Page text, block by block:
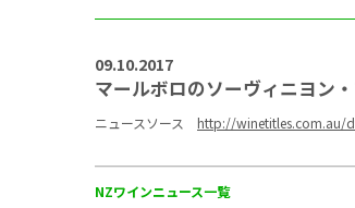
09.10.2017
マールボロのソーヴィニヨン
ニュースソース http://winetitles.com.au/
NZワインニュース一覧